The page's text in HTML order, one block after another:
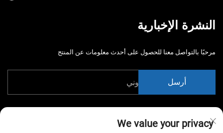
النشرة الإخبارية
مرحبًا بالتواصل معنا للحصول على أحدث معلومات عن المنتج
أرسل
We value your privacy